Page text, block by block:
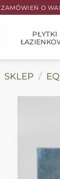
O
PŁYTKI
SKLEP /